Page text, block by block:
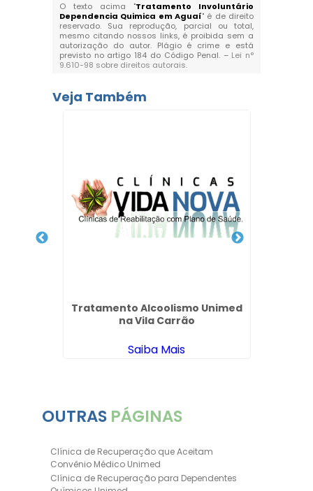
O texto acima "Tratamento Involuntário
Dependencia Quimica em Aguaí" é de direito
reservado. Sua reprodução, parcial ou total,
mesmo citando nossos links, é proibida sem a
autorização do autor. Plágio é crime e está
previsto no artigo 184 do Código Penal. – Lei n°
9.610-98 sobre direitos autorais.
Veja Também
Tratamento Alcoolismo Unimed
na Vila Carrão
Saiba Mais
OUTRAS PÁGINAS
Clínica de Recuperação que Aceitam
Convênio Médico Unimed
Clínica de Recuperação para Dependentes